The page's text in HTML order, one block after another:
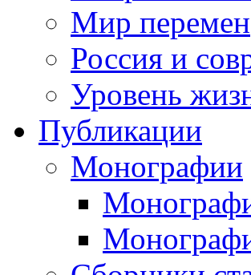
Мир перемен
Россия и
Уровень
Публикации
Монографии